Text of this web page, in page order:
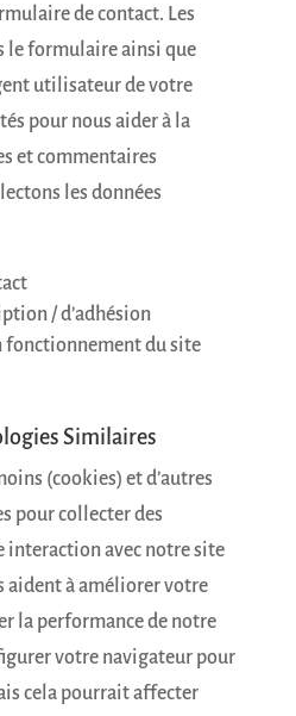
de contact. Les
le formulaire ainsi que
utilisateur de votre
pour nous aider à la
et commentaires
les données
/ d’adhésion
fonctionnement du site
Similaires
(cookies) et d’autres
pour collecter des
avec notre site
aident à améliorer votre
la performance de notre
votre navigateur pour
cela pourrait affecter